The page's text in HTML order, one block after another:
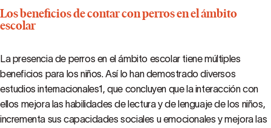
Los beneficios de contar con perros en el ámbito
escolar
La presencia de perros en el ámbito escolar tiene múltiples
beneficios para los niños. Así lo han demostrado diversos
estudios internacionales1, que concluyen que la interacción con
ellos mejora las habilidades de lectura y de lenguaje de los niños,
incrementa sus capacidades sociales u emocionales y mejora las